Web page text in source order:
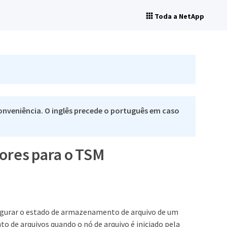
Toda a NetApp
O inglês precede o português em caso
para o TSM
o estado de armazenamento de arquivo de um
de arquivos quando o nó de arquivo é iniciado pela